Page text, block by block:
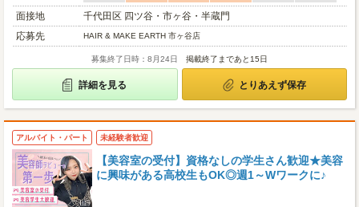
面接地
千代田区 四ツ谷・市ヶ谷・半蔵門
応募先
HAIR & MAKE EARTH 市ヶ谷店
募集終了日時：8月24日 掲載終了まであと15日
詳細を見る とりあえず保存
アルバイト・パート 未経験者歓迎
【美容室の受付】資格なしの学生さん歓迎★美容
に興味がある高校生もOK◎週1～Wワークに♪